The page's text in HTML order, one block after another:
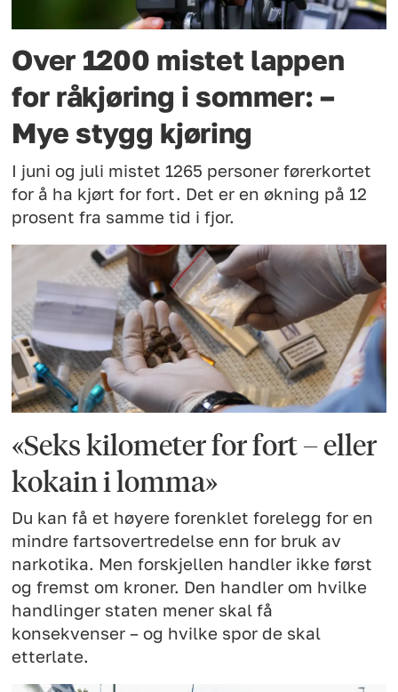
Over 1200 mistet lappen
for råkjøring i sommer: –
Mye stygg kjøring
I juni og juli mistet 1265 personer førerkortet
for å ha kjørt for fort. Det er en økning på 12
prosent fra samme tid i fjor.
«Seks kilometer for fort – eller
kokain i lomma»
Du kan få et høyere forenklet forelegg for en
mindre fartsovertredelse enn for bruk av
narkotika. Men forskjellen handler ikke først
og fremst om kroner. Den handler om hvilke
handlinger staten mener skal få
konsekvenser – og hvilke spor de skal
etterlate.